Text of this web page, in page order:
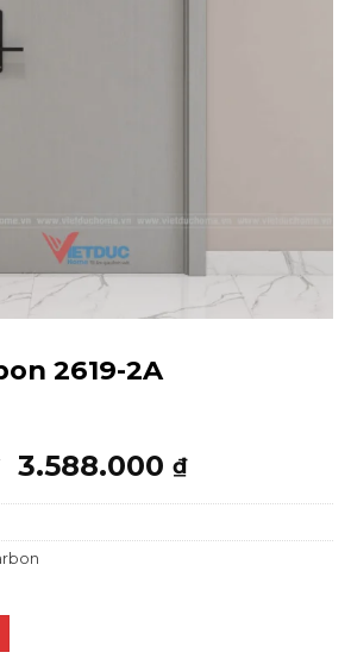
2619-2A
Giá
gốc
là:
4.600.000 ₫.
3.588.000 ₫Giá
hiện
tại